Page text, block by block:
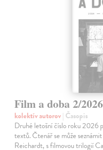
Film a doba 2/2026
kolektív autorov| Časopis
Druhé letošní číslo roku 2026
textů. Čtenář se může
Reichardt, s filmovou trilogií